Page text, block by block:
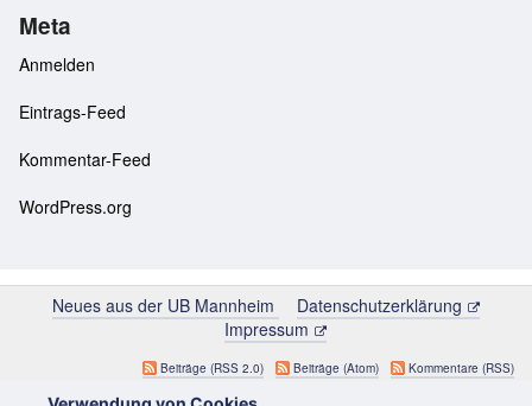
Meta
Anmelden
Eintrags-Feed
Kommentar-Feed
WordPress.org
Neues aus der UB Mannheim
Datenschutzerklärung
Impressum
Beiträge (RSS 2.0) Beiträge (Atom) Kommentare (RSS)